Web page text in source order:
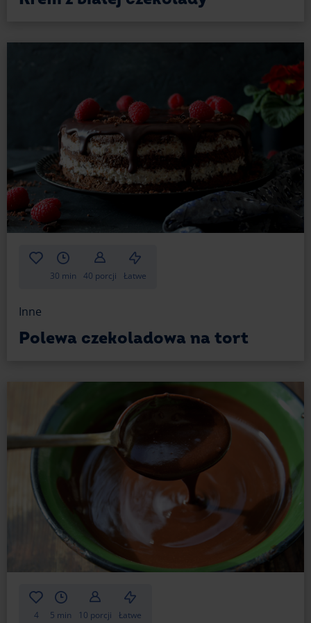
W miejscu, gdzie pracuje spieniacz, utworzy się
dekorację na szklance. Możesz powtórzyć tę
czynność kilka razy.
Tak przygotowane naczynia stanowią doskonałą
bazę na desery. Będą w niej dobrze wyglądać
zarówno lody, jak i mrożona kawa z bitą śmietaną.
Czekolada jest prawdziwym kameleonem
smakowym, więc śmiało eksperymentuj z jej
możliwościami!
30 min 40 porcji Łatwe
Inne
Polewa czekoladowa na tort
4 5 min 10 porcji Łatwe